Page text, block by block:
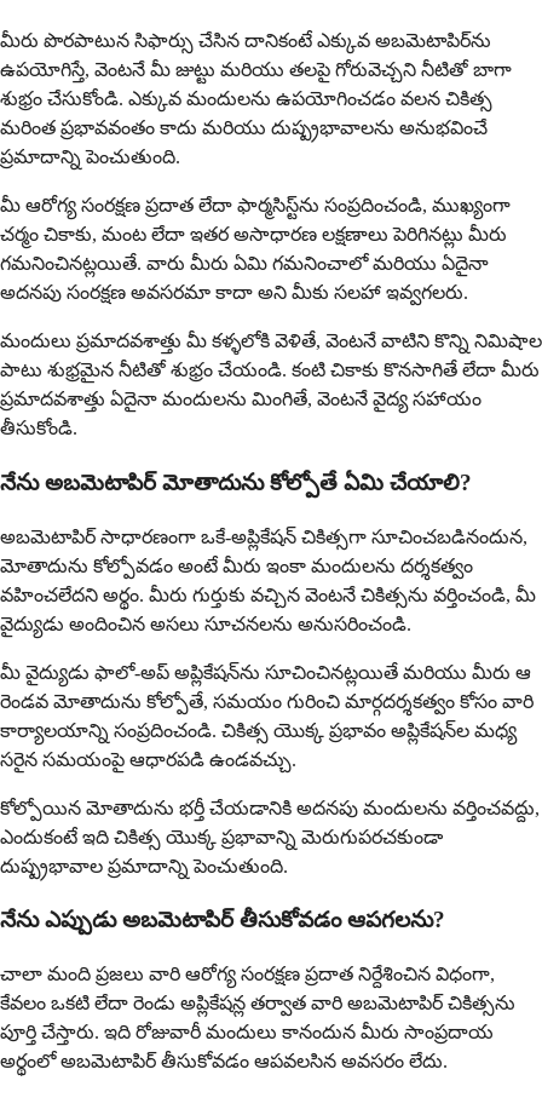
మీరు పొరపాటున సిఫార్సు చేసిన దానికంటే ఎక్కువ అబమెటాపిర్‌ను
ఉపయోగిస్తే, వెంటనే మీ జుట్టు మరియు తలపై గోరువెచ్చని నీటితో బాగా
శుభ్రం చేసుకోండి. ఎక్కువ మందులను ఉపయోగించడం వలన చికిత్స
మరింత ప్రభావవంతం కాదు మరియు దుష్ప్రభావాలను అనుభవించే
ప్రమాదాన్ని పెంచుతుంది.
మీ ఆరోగ్య సంరక్షణ ప్రదాత లేదా ఫార్మసిస్ట్‌ను సంప్రదించండి, ముఖ్యంగా
చర్మం చికాకు, మంట లేదా ఇతర అసాధారణ లక్షణాలు పెరిగినట్లు మీరు
గమనించినట్లయితే. వారు మీరు ఏమి గమనించాలో మరియు ఏదైనా
అదనపు సంరక్షణ అవసరమా కాదా అని మీకు సలహా ఇవ్వగలరు.
మందులు ప్రమాదవశాత్తు మీ కళ్ళలోకి వెళితే, వెంటనే వాటిని కొన్ని నిమిషాల
పాటు శుభ్రమైన నీటితో శుభ్రం చేయండి. కంటి చికాకు కొనసాగితే లేదా మీరు
ప్రమాదవశాత్తు ఏదైనా మందులను మింగితే, వెంటనే వైద్య సహాయం
తీసుకోండి.
నేను అబమెటాపిర్ మోతాదును కోల్పోతే ఏమి చేయాలి?
అబమెటాపిర్ సాధారణంగా ఒకే-అప్లికేషన్ చికిత్సగా సూచించబడినందున,
మోతాదును కోల్పోవడం అంటే మీరు ఇంకా మందులను దర్శకత్వం
వహించలేదని అర్థం. మీరు గుర్తుకు వచ్చిన వెంటనే చికిత్సను వర్తించండి, మీ
వైద్యుడు అందించిన అసలు సూచనలను అనుసరించండి.
మీ వైద్యుడు ఫాలో-అప్ అప్లికేషన్‌ను సూచించినట్లయితే మరియు మీరు ఆ
రెండవ మోతాదును కోల్పోతే, సమయం గురించి మార్గదర్శకత్వం కోసం వారి
కార్యాలయాన్ని సంప్రదించండి. చికిత్స యొక్క ప్రభావం అప్లికేషన్‌ల మధ్య
సరైన సమయంపై ఆధారపడి ఉండవచ్చు.
కోల్పోయిన మోతాదును భర్తీ చేయడానికి అదనపు మందులను వర్తించవద్దు,
ఎందుకంటే ఇది చికిత్స యొక్క ప్రభావాన్ని మెరుగుపరచకుండా
దుష్ప్రభావాల ప్రమాదాన్ని పెంచుతుంది.
నేను ఎప్పుడు అబమెటాపిర్ తీసుకోవడం ఆపగలను?
చాలా మంది ప్రజలు వారి ఆరోగ్య సంరక్షణ ప్రదాత నిర్దేశించిన విధంగా,
కేవలం ఒకటి లేదా రెండు అప్లికేషన్ల తర్వాత వారి అబమెటాపిర్ చికిత్సను
పూర్తి చేస్తారు. ఇది రోజువారీ మందులు కానందున మీరు సాంప్రదాయ
అర్థంలో అబమెటాపిర్ తీసుకోవడం ఆపవలసిన అవసరం లేదు.